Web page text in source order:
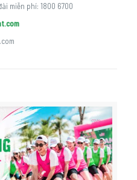
miễn phí: 1800 6700